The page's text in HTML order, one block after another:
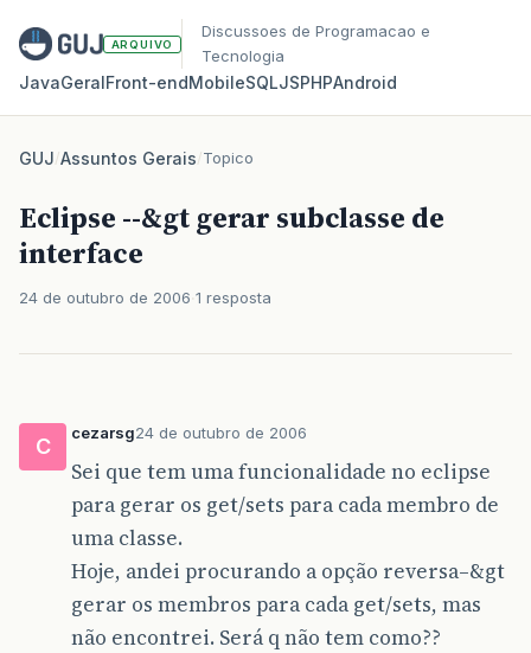
ARQUIVO
Discussoes de Programacao e
Tecnologia
JavaGeralFront‑endMobileSQLJSPHPAndroid
GUJ/Assuntos Gerais/Topico
Eclipse --&gt gerar subclasse de
interface
24 de outubro de 2006 1 resposta
C
cezarsg24 de outubro de 2006
Sei que tem uma funcionalidade no eclipse
para gerar os get/sets para cada membro de
uma classe.
Hoje, andei procurando a opção reversa–&gt
gerar os membros para cada get/sets, mas
não encontrei. Será q não tem como??